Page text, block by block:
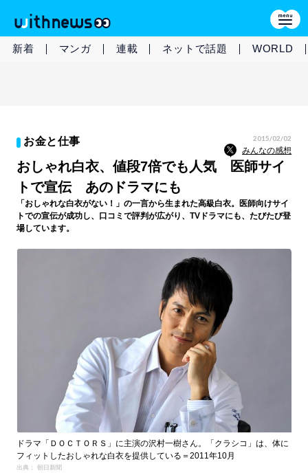
新着 マンガ 連載 ネットで話題 WORLD
お金と仕事 2015/02/02
みんなの感想
おしゃれ白衣、値段7倍でも人気 医師サイ
トで宣伝 あのドラマにも
「おしゃれな白衣がない！」の一言から生まれた高級白衣。医師向けサイ
トでの宣伝が成功し、口コミで評判が広がり、TVドラマにも、たびたび登
場しています。
ドラマ「ＤＯＣＴＯＲＳ」に主演の沢村一樹さん。「クラシコ」は、体に
フィットしたおしゃれな白衣を提供している＝2011年10月
出典： 朝日新聞